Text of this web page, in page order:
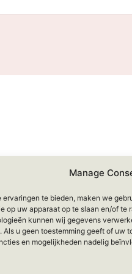
Manage
ervaringen te bieden, maken we
op uw apparaat op te slaan en/of te
kunnen wij gegevens
Als u geen toestemming geeft of uw
en mogelijkheden nadelig